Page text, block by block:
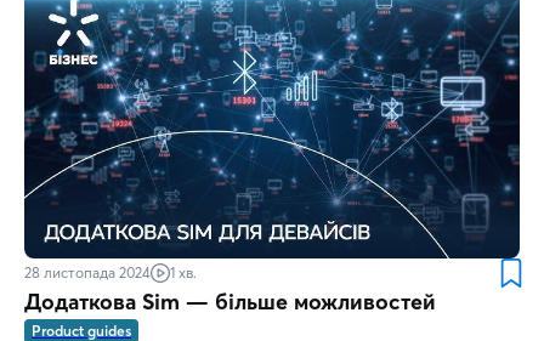
28 листопада 2024 1 хв.
Додаткова Sim — більше можливостей
Product guides